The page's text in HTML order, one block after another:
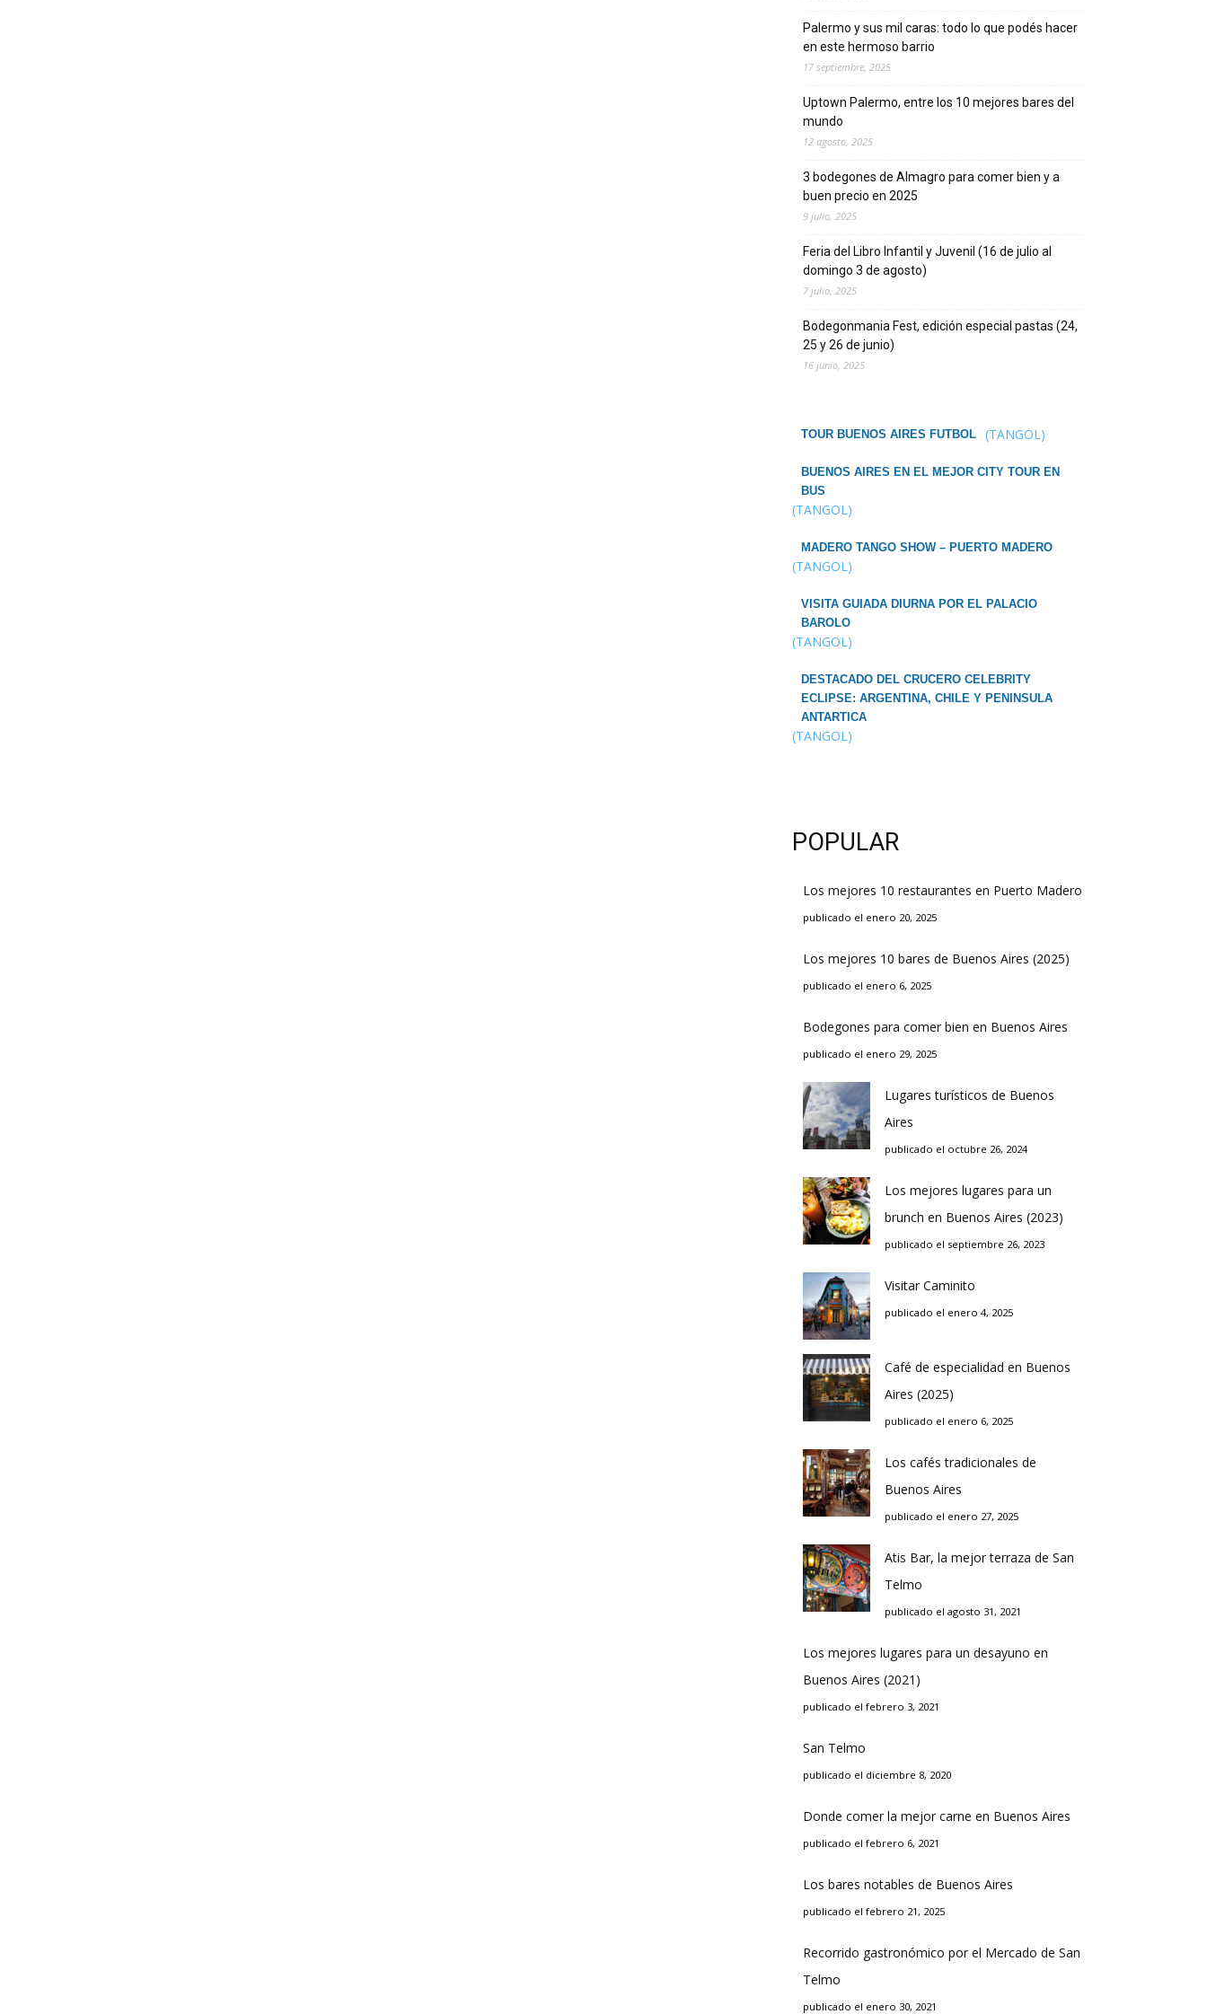
Palermo y sus mil caras: todo lo que podés hacer
en este hermoso barrio
17 septiembre, 2025
Uptown Palermo, entre los 10 mejores bares del
mundo
12 agosto, 2025
3 bodegones de Almagro para comer bien y a
buen precio en 2025
9 julio, 2025
Feria del Libro Infantil y Juvenil (16 de julio al
domingo 3 de agosto)
7 julio, 2025
Bodegonmania Fest, edición especial pastas (24,
25 y 26 de junio)
16 junio, 2025
TOUR BUENOS AIRES FUTBOL (TANGOL)
BUENOS AIRES EN EL MEJOR CITY TOUR EN
BUS
(TANGOL)
MADERO TANGO SHOW – PUERTO MADERO
(TANGOL)
VISITA GUIADA DIURNA POR EL PALACIO
BAROLO
(TANGOL)
DESTACADO DEL CRUCERO CELEBRITY
ECLIPSE: ARGENTINA, CHILE Y PENINSULA
ANTARTICA
(TANGOL)
POPULAR
Los mejores 10 restaurantes en Puerto Madero
publicado el enero 20, 2025
Los mejores 10 bares de Buenos Aires (2025)
publicado el enero 6, 2025
Bodegones para comer bien en Buenos Aires
publicado el enero 29, 2025
Lugares turísticos de Buenos
Aires
publicado el octubre 26, 2024
Los mejores lugares para un
brunch en Buenos Aires (2023)
publicado el septiembre 26, 2023
Visitar Caminito
publicado el enero 4, 2025
Café de especialidad en Buenos
Aires (2025)
publicado el enero 6, 2025
Los cafés tradicionales de
Buenos Aires
publicado el enero 27, 2025
Atis Bar, la mejor terraza de San
Telmo
publicado el agosto 31, 2021
Los mejores lugares para un desayuno en
Buenos Aires (2021)
publicado el febrero 3, 2021
San Telmo
publicado el diciembre 8, 2020
Donde comer la mejor carne en Buenos Aires
publicado el febrero 6, 2021
Los bares notables de Buenos Aires
publicado el febrero 21, 2025
Recorrido gastronómico por el Mercado de San
Telmo
publicado el enero 30, 2021